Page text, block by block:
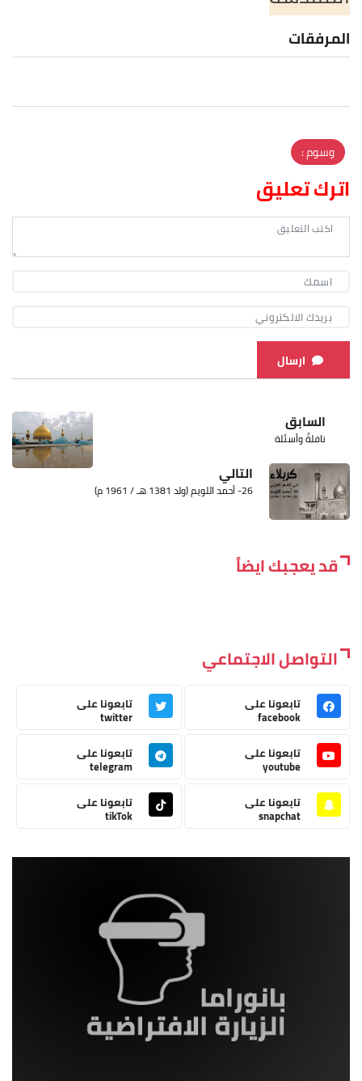
المرفقات
وسوم :
اترك تعليق
ارسال
السابق
نافلةٌ وأسئلة
التالي
26- أحمد اللويم (ولد 1381 هـ / 1961 م)
قد يعجبك ايضاً
التواصل الاجتماعي
تابعونا على
facebook
تابعونا على
twitter
تابعونا على
youtube
تابعونا على
telegram
تابعونا على
snapchat
تابعونا على
tikTok